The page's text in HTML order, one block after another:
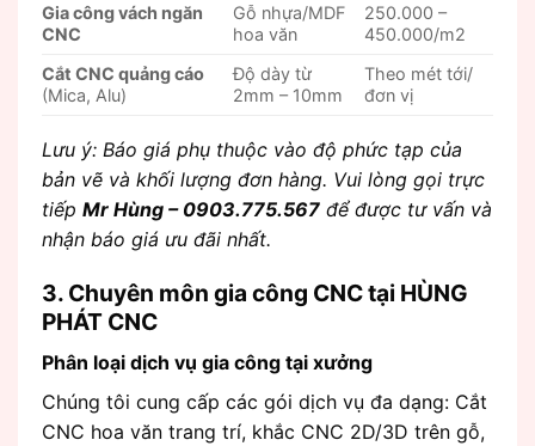
Gia công vách ngăn
CNC
Gỗ nhựa/MDF
hoa văn
250.000 –
450.000/m2
Cắt CNC quảng cáo
(Mica, Alu)
Độ dày từ
2mm – 10mm
Theo mét tới/
đơn vị
Lưu ý: Báo giá phụ thuộc vào độ phức tạp của
bản vẽ và khối lượng đơn hàng. Vui lòng gọi trực
tiếp Mr Hùng – 0903.775.567 để được tư vấn và
nhận báo giá ưu đãi nhất.
3. Chuyên môn gia công CNC tại HÙNG
PHÁT CNC
Phân loại dịch vụ gia công tại xưởng
Chúng tôi cung cấp các gói dịch vụ đa dạng: Cắt
CNC hoa văn trang trí, khắc CNC 2D/3D trên gỗ,